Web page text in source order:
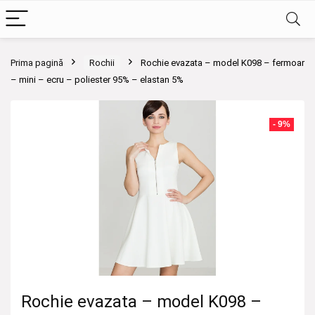
Prima pagină Rochii
Rochie evazata – model K098 – fermoar
– mini – ecru – poliester 95% – elastan 5%
- 9%
Rochie evazata – model K098 –